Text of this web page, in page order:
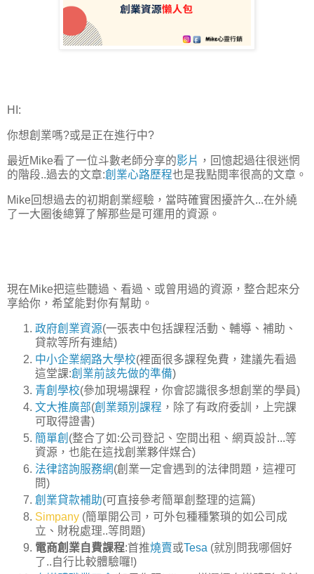
HI:
你想創業嗎?或是正在進行中?
最近Mike看了一位斗數老師分享的影片 ，回憶起過往很迷惘
的階段..過去的文章:創業心路歷程也是我點閱率很高的文章。
Mike回想過去的初期創業經驗，當時確實困擾許久...在外繞
了一大圈後總算了解那些是可運用的資源。
現在Mike把這些聽過、看過、或曾用過的資源，整合起來分
享給你，希望能對你有幫助。
政府創業資源(一張表中包括課程活動、輔導、補助、
貸款等所有連結)
中小企業網路大學校(裡面很多課程免費，建議先看過
這堂課:創業前該先做的準備)
青創學校(參加現場課程，你會認識很多想創業的學員)
文大推廣部(創業類別課程 ，除了有政府委訓，上完課
可取得證書)
簡單創 (整合了如:公司登記、空間出租、網頁設計...等
資源，也能在這找創業夥伴媒合)
法律諮詢服務網(創業一定會遇到的法律問題，這裡可
問)
創業貸款補助(可直接參考簡單創整理的這篇)
Simpany (簡單開公司，可外包種種繁瑣的如公司成
立、財稅處理..等問題)
電商創業自費課程:首推燒賣或Tesa (就別問我哪個好
了..自行比較體驗囉!)